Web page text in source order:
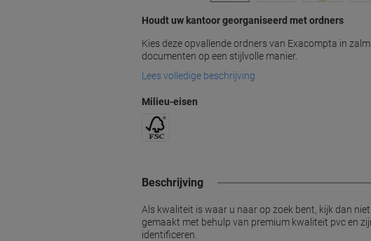
Houdt uw kantoor georganiseerd met ordners
Kies deze opvallende ordners van Exacompta in
documenten op een stijlvolle manier.
Lees volledige beschrijving
Milieu-eisen
Beschrijving
Als kwaliteit is waar u naar op zoek bent, kijk dan
gemaakt met behulp van premium kwaliteit pvc en
identificeren.